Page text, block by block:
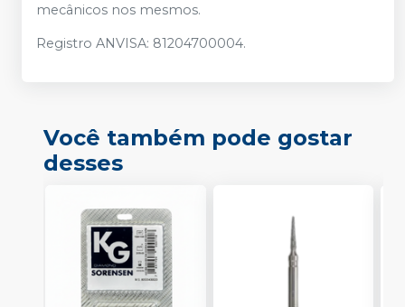
mecânicos nos mesmos.
Registro ANVISA: 81204700004.
Você também pode gostar
desses